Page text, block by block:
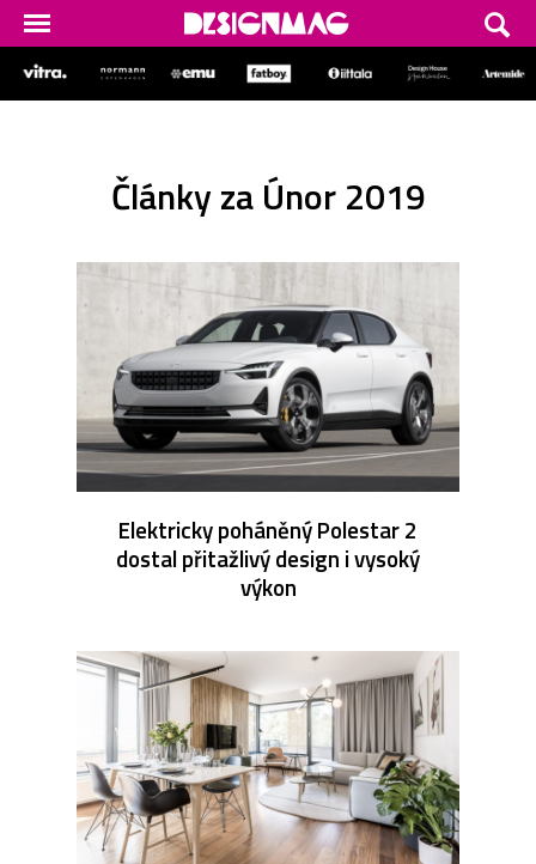
Články za Únor 2019
Elektricky poháněný Polestar 2
dostal přitažlivý design i vysoký
výkon